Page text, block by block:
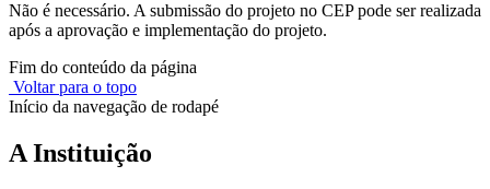
Não é necessário. A submissão do projeto no CEP pode ser realizada
após a aprovação e implementação do projeto.
Fim do conteúdo da página
Voltar para o topo
Início da navegação de rodapé
A Instituição